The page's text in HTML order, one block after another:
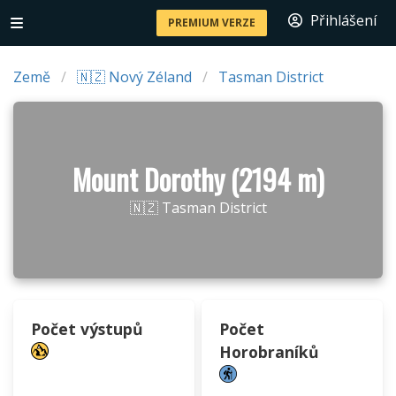
PREMIUM VERZE Přihlášení
Země 🇳🇿 Nový Zéland Tasman District
Mount Dorothy (2194 m)
🇳🇿 Tasman District
Počet výstupů
Počet
Horobraníků